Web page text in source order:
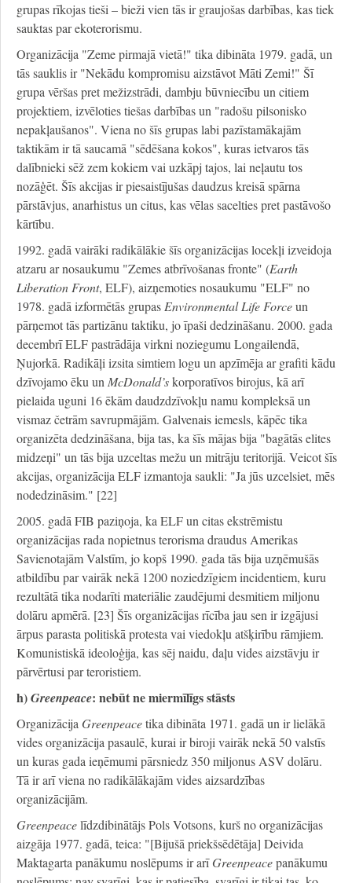
grupas rīkojas tieši – bieži vien tās ir graujošas darbības, kas tiek
sauktas par ekoterorismu.
Organizācija "Zeme pirmajā vietā!" tika dibināta 1979. gadā, un
tās sauklis ir "Nekādu kompromisu aizstāvot Māti Zemi!" Šī
grupa vēršas pret mežizstrādi, dambju būvniecību un citiem
projektiem, izvēloties tiešas darbības un "radošu pilsonisko
nepakļaušanos". Viena no šīs grupas labi pazīstamākajām
taktikām ir tā saucamā "sēdēšana kokos", kuras ietvaros tās
dalībnieki sēž zem kokiem vai uzkāpj tajos, lai neļautu tos
nozāģēt. Šīs akcijas ir piesaistījušas daudzus kreisā spārna
pārstāvjus, anarhistus un citus, kas vēlas sacelties pret pastāvošo
kārtību.
1992. gadā vairāki radikālākie šīs organizācijas locekļi izveidoja
atzaru ar nosaukumu "Zemes atbrīvošanas fronte" (Earth
Liberation Front, ELF), aizņemoties nosaukumu "ELF" no
1978. gadā izformētās grupasEnvironmental Life Forceun
pārņemot tās partizānu taktiku, jo īpaši dedzināšanu. 2000. gada
decembrī ELF pastrādāja virkni noziegumu Longailendā,
Ņujorkā. Radikāļi izsita simtiem logu un apzīmēja ar grafiti kādu
dzīvojamo ēku unMcDonald’skorporatīvos birojus, kā arī
pielaida uguni 16 ēkām daudzdzīvokļu namu kompleksā un
vismaz četrām savrupmājām. Galvenais iemesls, kāpēc tika
organizēta dedzināšana, bija tas, ka šīs mājas bija "bagātās elites
midzeņi" un tās bija uzceltas mežu un mitrāju teritorijā. Veicot šīs
akcijas, organizācija ELF izmantoja saukli: "Ja jūs uzcelsiet, mēs
nodedzināsim." [22]
2005. gadā FIB paziņoja, ka ELF un citas ekstrēmistu
organizācijas rada nopietnus terorisma draudus Amerikas
Savienotajām Valstīm, jo kopš 1990. gada tās bija uzņēmušās
atbildību par vairāk nekā 1200 noziedzīgiem incidentiem, kuru
rezultātā tika nodarīti materiālie zaudējumi desmitiem miljonu
dolāru apmērā. [23] Šīs organizācijas rīcība jau sen ir izgājusi
ārpus parasta politiskā protesta vai viedokļu atšķirību rāmjiem.
Komunistiskā ideoloģija, kas sēj naidu, daļu vides aizstāvju ir
pārvērtusi par teroristiem.
h)Greenpeace: nebūt ne miermīlīgs stāsts
OrganizācijaGreenpeacetika dibināta 1971. gadā un ir lielākā
vides organizācija pasaulē, kurai ir biroji vairāk nekā 50 valstīs
un kuras gada ieņēmumi pārsniedz 350 miljonus ASV dolāru.
Tā ir arī viena no radikālākajām vides aizsardzības
organizācijām.
Greenpeacelīdzdibinātājs Pols Votsons, kurš no organizācijas
aizgāja 1977. gadā, teica: "[Bijušā priekšsēdētāja] Deivida
Maktagarta panākumu noslēpums ir arīGreenpeacepanākumu